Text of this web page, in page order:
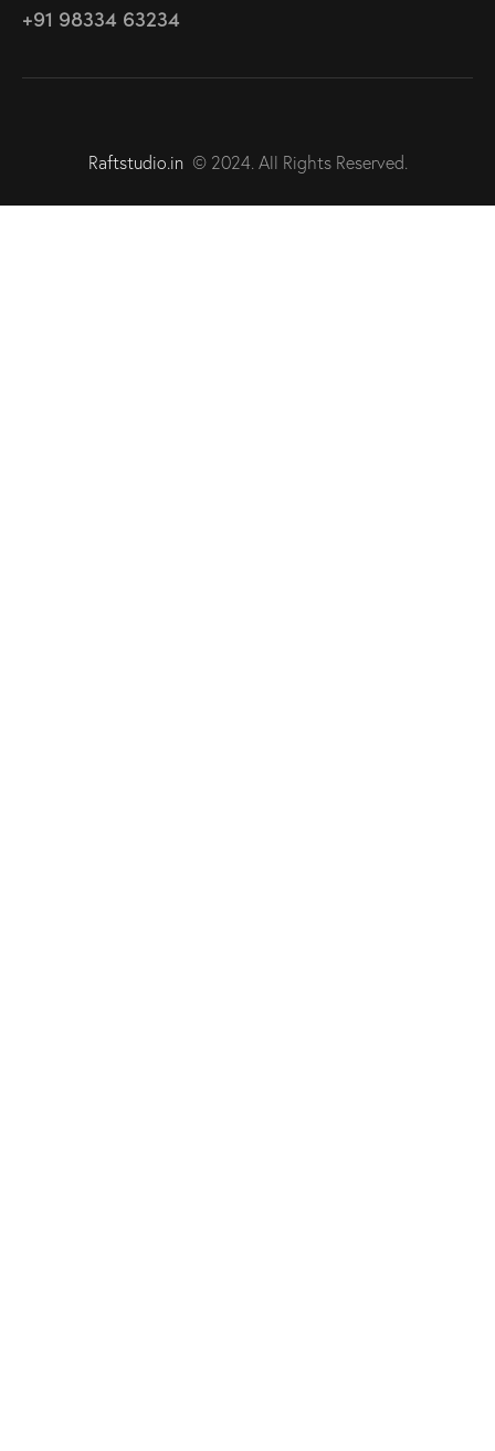
+91 98334 63234
Raftstudio.in © 2024. All Rights Reserved.